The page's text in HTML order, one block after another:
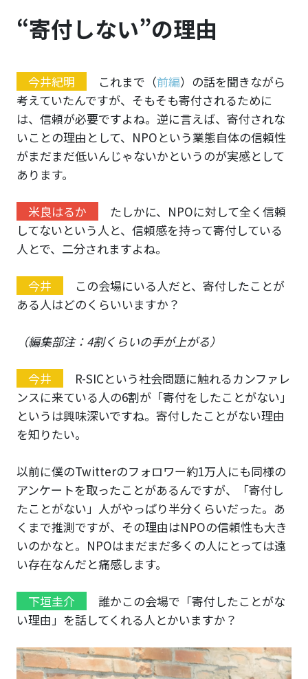
“寄付しない”の理由
今井紀明 これまで（前編）の話を聞きながら
考えていたんですが、そもそも寄付されるために
は、信頼が必要ですよね。逆に言えば、寄付されな
いことの理由として、NPOという業態自体の信頼性
がまだまだ低いんじゃないかというのが実感として
あります。
米良はるか
たしかに、NPOに対して全く信頼
してないという人と、信頼感を持って寄付している
人とで、二分されますよね。
今井
この会場にいる人だと、寄付したことが
ある人はどのくらいいますか？
（編集部注：4割くらいの手が上がる）
今井
R-SICという社会問題に触れるカンファレ
ンスに来ている人の6割が「寄付をしたことがない」
というは興味深いですね。寄付したことがない理由
を知りたい。
以前に僕のTwitterのフォロワー約1万人にも同様の
アンケートを取ったことがあるんですが、「寄付し
たことがない」人がやっぱり半分くらいだった。あ
くまで推測ですが、その理由はNPOの信頼性も大き
いのかなと。NPOはまだまだ多くの人にとっては遠
い存在なんだと痛感します。
下垣圭介
誰かこの会場で「寄付したことがな
い理由」を話してくれる人とかいますか？